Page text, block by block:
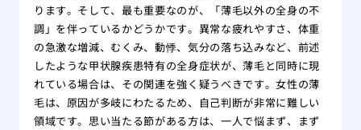
ります。そして、最も重要なのが、「薄毛以外の全身の不
調」を伴っているかどうかです。異常な疲れやすさ、体重
の急激な増減、むくみ、動悸、気分の落ち込みなど、前述
したような甲状腺疾患特有の全身症状が、薄毛と同時に現
れている場合は、その関連を強く疑うべきです。女性の薄
毛は、原因が多岐にわたるため、自己判断が非常に難しい
領域です。思い当たる節がある方は、一人で悩まず、まず